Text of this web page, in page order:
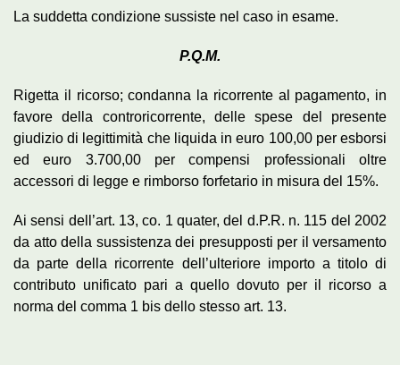
La suddetta condizione sussiste nel caso in esame.
P.Q.M.
Rigetta il ricorso; condanna la ricorrente al pagamento, in
favore della controricorrente, delle spese del presente
giudizio di legittimità che liquida in euro 100,00 per esborsi
ed euro 3.700,00 per compensi professionali oltre
accessori di legge e rimborso forfetario in misura del 15%.
Ai sensi dell’art. 13, co. 1 quater, del d.P.R. n. 115 del 2002
da atto della sussistenza dei presupposti per il versamento
da parte della ricorrente dell’ulteriore importo a titolo di
contributo unificato pari a quello dovuto per il ricorso a
norma del comma 1 bis dello stesso art. 13.